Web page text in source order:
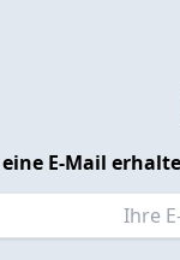
E-Mail